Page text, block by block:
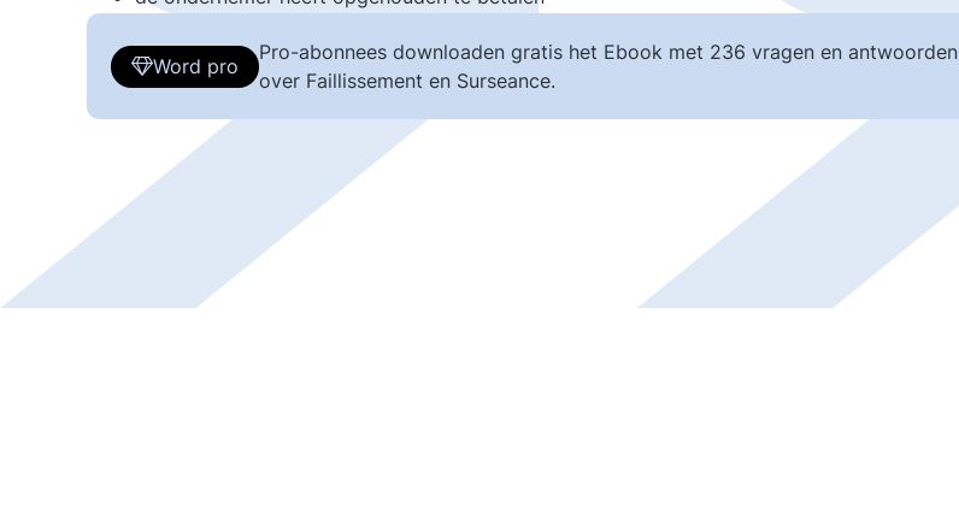
Word pro
Pro-abonnees downloaden gratis het Ebook met 236 vragen en antwoorden
over Faillissement en Surseance.